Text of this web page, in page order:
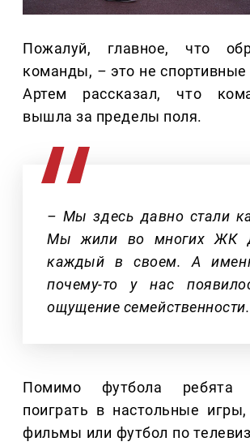
Пожалуй, главное, что
команды, – это не
Артем рассказал, что
вышла за пределы поля.
– Мы здесь давно стали
Мы жили во многих ЖК
каждый в своем. А
почему-то у нас
ощущение семейственности.
Помимо футбола ребята
поиграть в настольные
фильмы или футбол по